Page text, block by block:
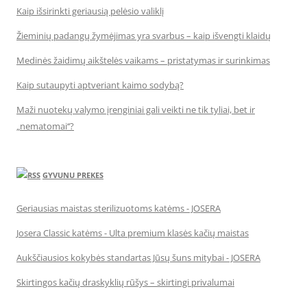
Kaip išsirinkti geriausią pelėsio valiklį
Žieminių padangų žymėjimas yra svarbus – kaip išvengti klaidų
Medinės žaidimų aikštelės vaikams – pristatymas ir surinkimas
Kaip sutaupyti aptveriant kaimo sodybą?
Maži nuotekų valymo įrenginiai gali veikti ne tik tyliai, bet ir
„nematomai‘‘?
GYVUNU PREKES
Geriausias maistas sterilizuotoms katėms - JOSERA
Josera Classic katėms - Ulta premium klasės kačių maistas
Aukščiausios kokybės standartas Jūsų šuns mitybai - JOSERA
Skirtingos kačių draskyklių rūšys – skirtingi privalumai